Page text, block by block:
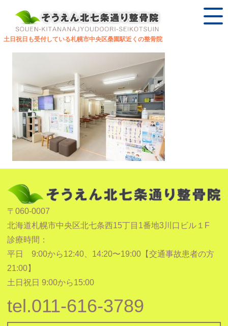
土日祝日も受付している札幌市中央区桑園駅近くの整骨院
〒060-0007
北海道札幌市中央区北七条西15丁目1番地3川口ビル１F
診療時間：
平日 9:00から12:40、14:20〜19:00【交通事故患者の方
21:00】
土日祝日 9:00から15:00
tel.011-616-3789